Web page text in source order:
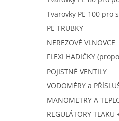
Tvarovky PE 100 pro
PE TRUBKY
NEREZOVÉ VLNOVCE
FLEXI HADIČKY
POJISTNÉ VENTILY
VODOMĚRY a
MANOMETRY A
REGULÁTORY